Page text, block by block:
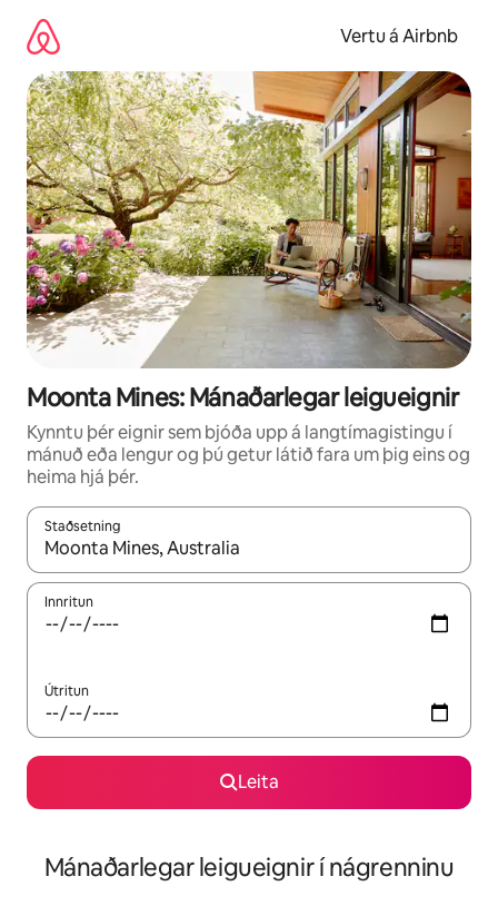
beint
Vertu á Airbnb
Moonta Mines: Mánaðarlegar leigueignir
Kynntu þér eignir sem bjóða upp á langtímagistingu í
mánuð eða lengur og þú getur látið fara um þig eins og
heima hjá þér.
Staðsetning
Þegar niðurstöður liggja fyrir skaltu nota upp og niður
Innritun
Útritun
Leita
Mánaðarlegar leigueignir í nágrenninu